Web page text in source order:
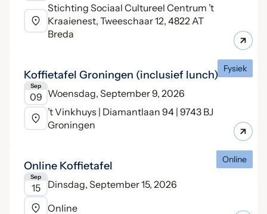
Stichting Sociaal Cultureel Centrum ’t
Kraaienest, Tweeschaar 12, 4822 AT
Breda
Koffietafel Groningen (inclusief lunch)
Sep
09 Woensdag, September 9, 2026
’t Vinkhuys | Diamantlaan 94 | 9743 BJ
Groningen
Fysiek
Online Koffietafel
Sep
15
Dinsdag, September 15, 2026
Online
Online